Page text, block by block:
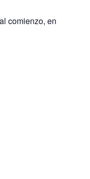
comienzo, en